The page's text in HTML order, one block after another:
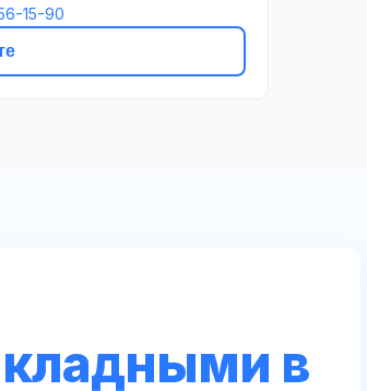
15-90
в